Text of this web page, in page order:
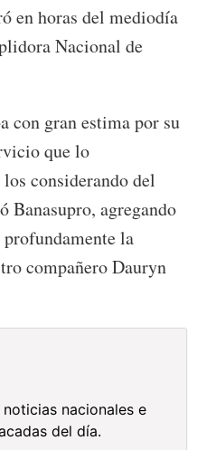
en horas del mediodía
Nacional de
con gran estima por su
que lo
considerando del
Banasupro, agregando
la
compañero Dauryn
nacionales e
del día.